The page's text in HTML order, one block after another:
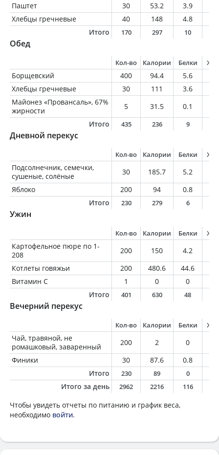
Паштет
30 53.2 3.9
Хлебцы гречневые
40 148 4.8
Итого
170 297 10
Обед
Кол-во Калории Белки
Борщевский 400 94.4 5.6
Хлебцы гречневые
30 111 3.6
Майонез «Провансаль», 67%
жирности
5 31.5 0.1
Итого
435 236 9
Дневной перекус
Кол-во Калории Белки
Подсолнечник, семечки,
сушеные, солёные
30 185.7 5.2
Яблоко
200 94 0.8
Итого
230 279 6
Ужин
Кол-во Калории Белки
Картофельное пюре по 1-
208
200 150 4.2
Котлеты говяжьи
200 480.6 44.6
Витамин C
1 0 0
Итого
401 630 48
Вечерний перекус
Кол-во Калории Белки
Чай, травяной, не
ромашковый, заваренный
200 2 0
Финики
30 87.6 0.8
Итого
230 89 0
Итого за день 2962 2216 116
Чтобы увидеть отчеты по питанию и график веса,
необходимо войти.